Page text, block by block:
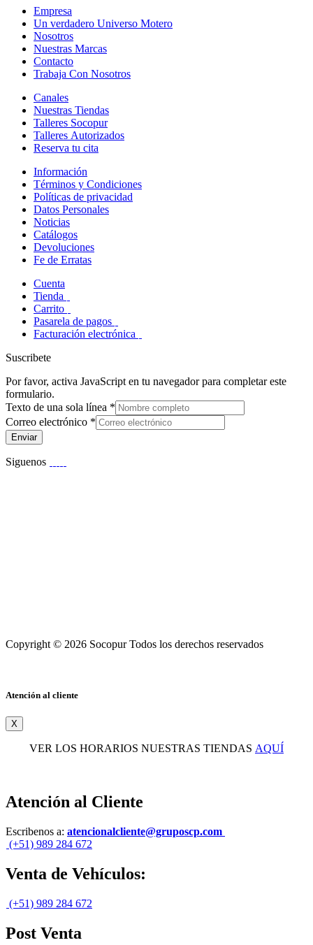
Empresa
Un verdadero Universo Motero
Nosotros
Nuestras Marcas
Contacto
Trabaja Con Nosotros
Canales
Nuestras Tiendas
Talleres Socopur
Talleres Autorizados
Reserva tu cita
Información
Términos y Condiciones
Políticas de privacidad
Datos Personales
Noticias
Catálogos
Devoluciones
Fe de Erratas
Cuenta
Tienda
Carrito
Pasarela de pagos
Facturación electrónica
Suscribete
Por favor, activa JavaScript en tu navegador para completar este
formulario.
Texto de una sola línea *
Correo electrónico *
Enviar
Siguenos
Copyright © 2026 Socopur Todos los derechos reservados
Atención al cliente
X
VER LOS HORARIOS NUESTRAS TIENDAS AQUÍ
Atención al Cliente
Escribenos a: atencionalcliente@gruposcp.com
(+51) 989 284 672
Venta de Vehículos:
(+51) 989 284 672
Post Venta